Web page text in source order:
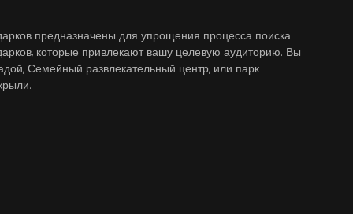
предназначены для упрощения процесса поиска
которые привлекают вашу целевую аудиторию. Вы
Семейный развлекательный центр, или парк